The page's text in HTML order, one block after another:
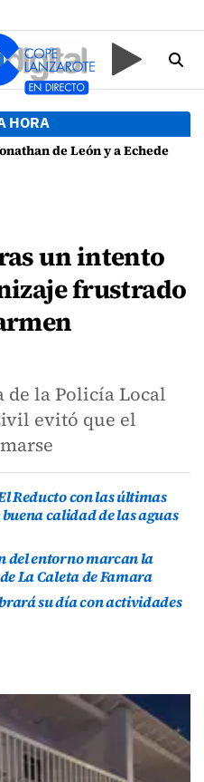
HORA
Eugenio por presuntas anomalías en contratos festivos
un intento
frustrado
de la Policía Local
evitó que el
Reducto con las últimas
calidad de las aguas
del entorno marcan la
La Caleta de Famara
su día con actividades